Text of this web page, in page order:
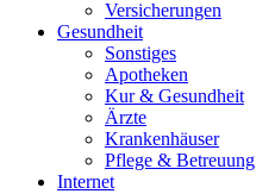
Versicherungen
Gesundheit
Sonstiges
Apotheken
Kur & Gesundheit
Ärzte
Krankenhäuser
Pflege & Betreuung
Internet